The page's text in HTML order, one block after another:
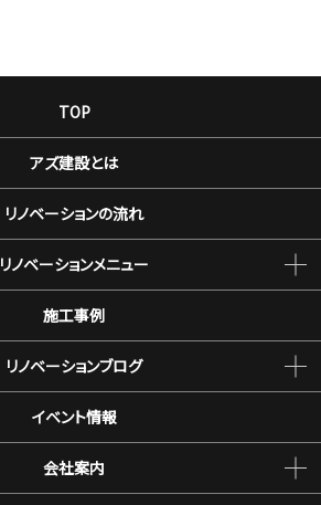
TOP
アズ建設とは
リノベーションの流れ
リノベーションメニュー
施工事例
リノベーションブログ
イベント情報
会社案内